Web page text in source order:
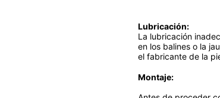
Lubricación:
La lubricación
en los balines o la
el fabricante de la
Montaje: